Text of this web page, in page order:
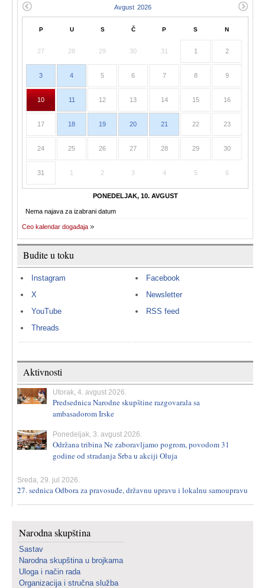
P U S Č P S N
27 28 29 30 31 1 2
3 4 5 6 7 8 9
10 11 12 13 14 15 16
17 18 19 20 21 22 23
24 25 26 27 28 29 30
31 1 2 3 4 5 6
PONEDELJAK, 10. AVGUST
Nema najava za izabrani datum
Ceo kalendar događaja
Budite u toku
Instagram
X
YouTube
Threads
Facebook
Newsletter
RSS feed
Aktivnosti
Utorak, 4. avgust 2026.
Predsednica Narodne skupštine razgovarala sa
ambasadorom Irske
Ponedeljak, 3. avgust 2026.
Održana tribina Ne zaboravljamo pogrom, povodom 31
godine od stradanja Srba u akciji Oluja
Sreda, 29. jul 2026.
27. sednica Odbora za pravosuđe, državnu upravu i lokalnu samoupravu
Narodna skupština
Sastav
Narodna skupština u brojkama
Uloga i način rada
Organizacija i stručna služba